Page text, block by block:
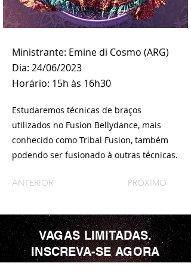
Ministrante: Emine di Cosmo (ARG)
Dia: 24/06/2023
Horário: 15h às 16h30
Estudaremos técnicas de braços
utilizados no Fusion Bellydance, mais
conhecido como Tribal Fusion, também
podendo ser fusionado à outras técnicas.
ANTERIOR PRÓXIMO
VAGAS LIMITADAS.
INSCREVA-SE AGORA